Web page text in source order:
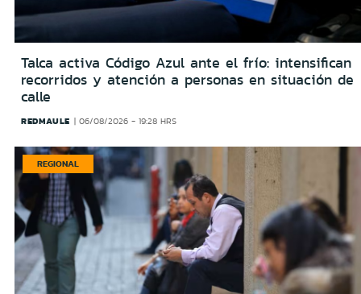
Talca activa Código Azul ante el frío: intensifican
recorridos y atención a personas en situación de
calle
REDMAULE 06/08/2026 - 19:28 HRS
REGIONAL